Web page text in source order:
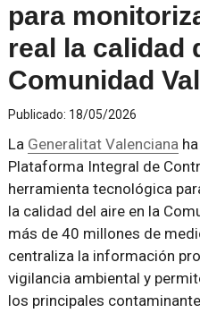
para
real la calidad
Comunidad
Publicado: 18/05/2026
La Generalitat Valencianaha
Plataforma Integral de
herramienta tecnológica
la calidad del aire en la
más de 40 millones de
centraliza la información
vigilancia ambiental y
los principales